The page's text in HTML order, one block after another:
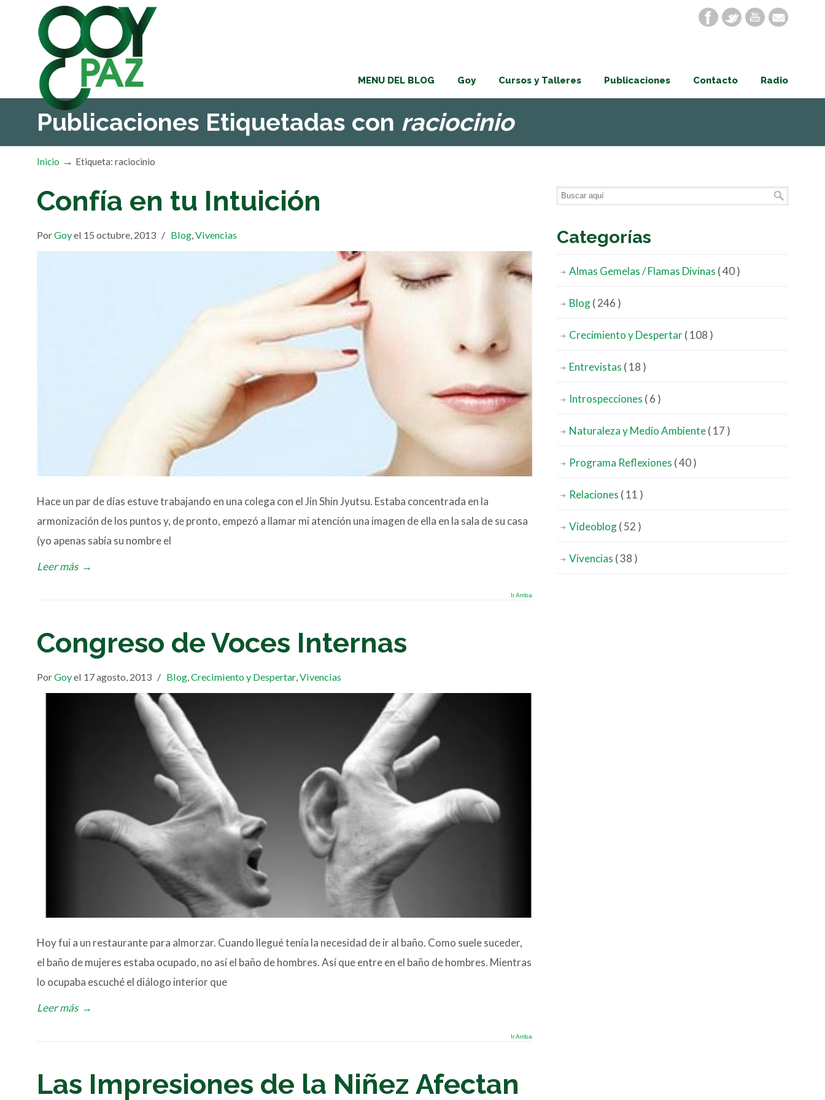
MENU DEL BLOG Goy Cursos y Talleres Publicaciones Contacto Radio
Publicaciones Etiquetadas con raciocinio
Inicio → Etiqueta: raciocinio
Confía en tu Intuición
PorGoyel 15 octubre, 2013 / Blog,Vivencias
Hace un par de días estuve trabajando en una colega con el Jin Shin Jyutsu. Estaba concentrada en la
armonización de los puntos y, de pronto, empezó a llamar mi atención una imagen de ella en la sala de su casa
(yo apenas sabía su nombre el
Leer más →
Ir Arriba
Congreso de Voces Internas
PorGoyel 17 agosto, 2013 / Blog ,Crecimiento y Despertar ,Vivencias
Hoy fui a un restaurante para almorzar. Cuando llegué tenía la necesidad de ir al baño. Como suele suceder,
el baño de mujeres estaba ocupado, no así el baño de hombres. Así que entre en el baño de hombres. Mientras
lo ocupaba escuché el diálogo interior que
Leer más →
Ir Arriba
Las Impresiones de la Niñez Afectan
Categorías
Almas Gemelas / Flamas Divinas ( 40 )
Blog( 246 )
Crecimiento y Despertar( 108 )
Entrevistas ( 18 )
Introspecciones ( 6 )
Naturaleza y Medio Ambiente( 17 )
Programa Reflexiones ( 40 )
Relaciones ( 11 )
Videoblog( 52 )
Vivencias ( 38 )